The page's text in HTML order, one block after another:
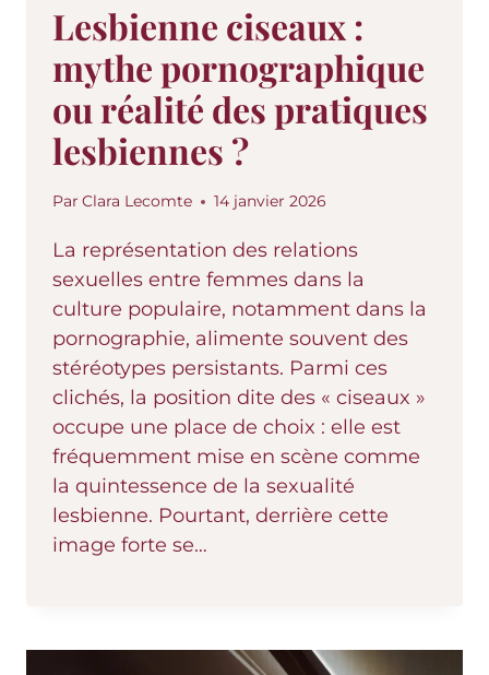
Lesbienne ciseaux :
mythe pornographique
ou réalité des pratiques
lesbiennes ?
Par Clara Lecomte 14 janvier 2026
La représentation des relations
sexuelles entre femmes dans la
culture populaire, notamment dans la
pornographie, alimente souvent des
stéréotypes persistants. Parmi ces
clichés, la position dite des « ciseaux »
occupe une place de choix : elle est
fréquemment mise en scène comme
la quintessence de la sexualité
lesbienne. Pourtant, derrière cette
image forte se…